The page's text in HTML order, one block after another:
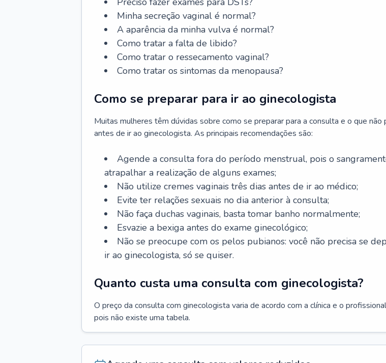
Minha secreção vaginal é normal?
A aparência da minha vulva é normal?
Como tratar a falta de libido?
Como tratar o ressecamento vaginal?
Como tratar os sintomas da menopausa?
Como se preparar para ir ao ginecologista
Muitas mulheres têm dúvidas sobre como se preparar para a consulta e o que não
antes de ir ao ginecologista. As principais recomendações são:
Agende a consulta fora do período menstrual, pois o
atrapalhar a realização de alguns exames;
Não utilize cremes vaginais três dias antes de ir ao médico;
Evite ter relações sexuais no dia anterior à consulta;
Não faça duchas vaginais, basta tomar banho normalmente;
Esvazie a bexiga antes do exame ginecológico;
Não se preocupe com os pelos pubianos: você não precisa se
ir ao ginecologista, só se quiser.
Quanto custa uma consulta com ginecologista?
O preço da consulta com ginecologista varia de acordo com a clínica e o
pois não existe uma tabela.